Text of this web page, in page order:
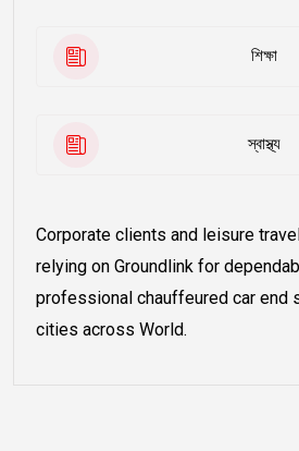
শিক্ষা
স্বাস্থ্য
Corporate clients and leisure
relying on Groundlink for
professional chauffeured car end
cities across World.